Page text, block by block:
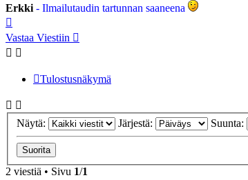
Erkki - Ilmailutaudin tartunnan saaneena
Vastaa Viestiin
Tulostusnäkymä
Näytä: Järjestä: Suunta:
2 viestiä • Sivu 1/1